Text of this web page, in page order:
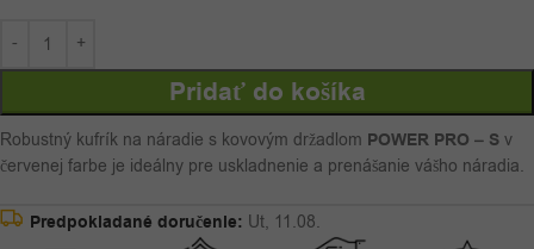
Pridať do košíka
Robustný kufrík na náradie s kovovým držadlom POWER PRO – S v
červenej farbe je ideálny pre uskladnenie a prenášanie vášho náradia.
Predpokladané doručenie: Ut, 11.08.